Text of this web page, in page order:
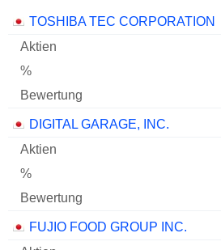
Name Aktien % Bewertung
TOSHIBA TEC CORPORATION
DIGITAL GARAGE, INC.
FUJIO FOOD GROUP INC.